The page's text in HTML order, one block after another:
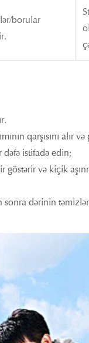
borular
qarşısını alır və
dəfə istifadə edin;
göstərir və kiçik
sonra dərinin